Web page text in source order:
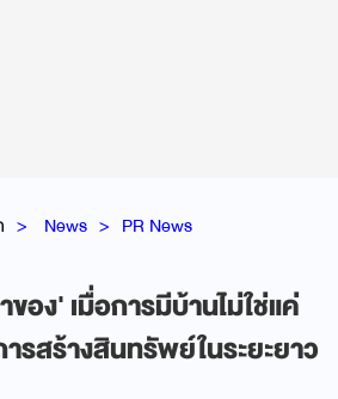
News PR News
ของ' เมื่อการมีบ้านไม่ใช่แค่
รสร้างสินทรัพย์ในระยะยาว